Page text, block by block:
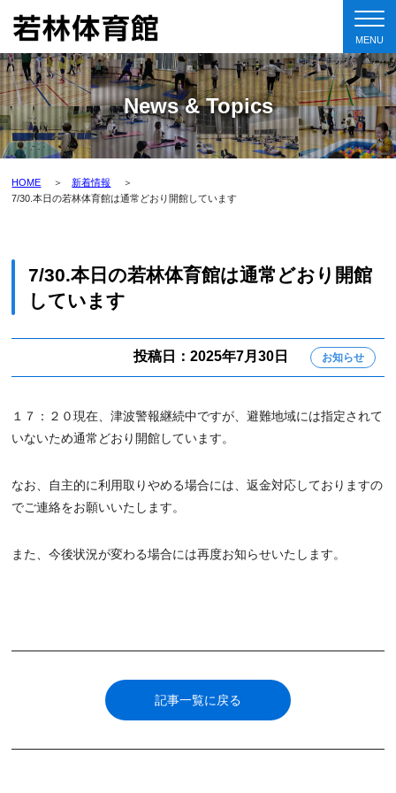
News & Topics
HOME
新着情報
7/30.本日の若林体育館は通常どおり開館しています
7/30.本日の若林体育館は通常どおり開館
しています
投稿日：2025年7月30日 お知らせ
１７：２０現在、津波警報継続中ですが、避難地域には指定されて
いないため通常どおり開館しています。
なお、自主的に利用取りやめる場合には、返金対応しておりますの
でご連絡をお願いいたします。
また、今後状況が変わる場合には再度お知らせいたします。
記事一覧に戻る